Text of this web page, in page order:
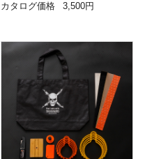
カタログ価格
3,500円